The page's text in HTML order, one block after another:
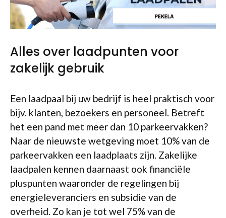
Alles over laadpunten voor
zakelijk gebruik
Een laadpaal bij uw bedrijf is heel praktisch voor
bijv. klanten, bezoekers en personeel. Betreft
het een pand met meer dan 10 parkeervakken?
Naar de nieuwste wetgeving moet 10% van de
parkeervakken een laadplaats zijn. Zakelijke
laadpalen kennen daarnaast ook financiële
pluspunten waaronder de regelingen bij
energieleveranciers en subsidie van de
overheid. Zo kan je tot wel 75% van de